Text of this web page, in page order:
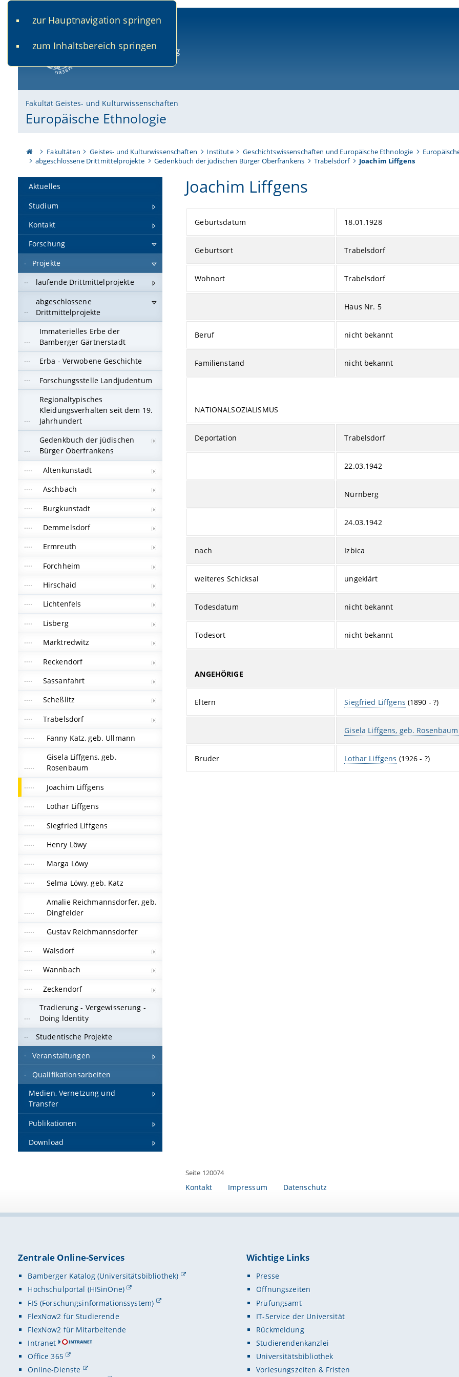
zur Hauptnavigation springen
zum Inhaltsbereich springen
Fakultät Geistes- und Kulturwissenschaften
Europäische Ethnologie
Fakultäten Geistes- und Kulturwissenschaften Institute Geschichtswissenschaften und Europäische Ethnologie
abgeschlossene Drittmittelprojekte
Gedenkbuch der jüdischen Bürger Oberfrankens Trabelsdorf Joachim Liffgens
Aktuelles
Studium
Kontakt
Forschung
Projekte
laufende Drittmittelprojekte
abgeschlossene
Drittmittelprojekte
Immaterielles Erbe der
Bamberger Gärtnerstadt
Erba - Verwobene Geschichte
Forschungsstelle Landjudentum
Regionaltypisches
Kleidungsverhalten seit dem 19.
Jahrhundert
Gedenkbuch der jüdischen
Bürger Oberfrankens
Altenkunstadt
Aschbach
Burgkunstadt
Demmelsdorf
Ermreuth
Forchheim
Hirschaid
Lichtenfels
Lisberg
Marktredwitz
Reckendorf
Sassanfahrt
Scheßlitz
Trabelsdorf
Fanny Katz, geb. Ullmann
Gisela Liffgens, geb.
Rosenbaum
Joachim Liffgens
Lothar Liffgens
Siegfried Liffgens
Henry Löwy
Marga Löwy
Selma Löwy, geb. Katz
Amalie Reichmannsdorfer, geb.
Dingfelder
Gustav Reichmannsdorfer
Walsdorf
Wannbach
Zeckendorf
Tradierung - Vergewisserung -
Doing ldentity
Studentische Projekte
Veranstaltungen
Qualifikationsarbeiten
Medien, Vernetzung und
Transfer
Publikationen
Download
Joachim Liffgens
Geburtsdatum 18.01.1928
Geburtsort Trabelsdorf
Wohnort Trabelsdorf
Haus Nr. 5
Beruf nicht bekannt
Familienstand nicht bekannt
NATIONALSOZIALISMUS
Deportation Trabelsdorf
22.03.1942
Nürnberg
24.03.1942
nach Izbica
weiteres Schicksal ungeklärt
Todesdatum nicht bekannt
Todesort nicht bekannt
ANGEHÖRIGE
Eltern Siegfried Liffgens (1890 - ?)
Gisela Liffgens, geb. Rosenbaum
Bruder Lothar Liffgens (1926 - ?)
Seite 120074
Kontakt Impressum Datenschutz
Zentrale Online-Services
Bamberger Katalog (Universitätsbibliothek)
Hochschulportal (HISinOne)
FIS (Forschungsinformationssystem)
FlexNow2 für Studierende
FlexNow2 für Mitarbeitende
Intranet
Office 365
Online-Dienste
Wichtige Links
Presse
Öffnungszeiten
Prüfungsamt
IT-Service der Universität
Rückmeldung
Studierendenkanzlei
Universitätsbibliothek
Vorlesungszeiten & Fristen